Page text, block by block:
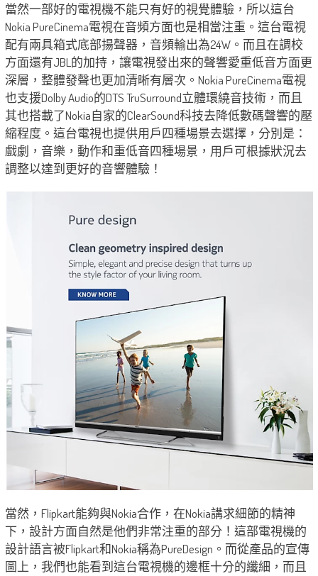
當然一部好的電視機不能只有好的視覺體驗，所以這台
Nokia PureCinema電視在音頻方面也是相當注重。這台電視
配有兩具箱式底部揚聲器，音頻輸出為24W。而且在調校
方面還有JBL的加持，讓電視發出來的聲響愛重低音方面更
深層，整體發聲也更加清晰有層次。Nokia PureCinema電視
也支援Dolby Audio的DTS TruSurround立體環繞音技術，而且
其也搭載了Nokia自家的ClearSound科技去降低數碼聲響的壓
縮程度。這台電視也提供用戶四種場景去選擇，分別是：
戲劇，音樂，動作和重低音四種場景，用戶可根據狀況去
調整以達到更好的音響體驗！
當然，Flipkart能夠與Nokia合作，在Nokia講求細節的精神
下，設計方面自然是他們非常注重的部分！這部電視機的
設計語言被Flipkart和Nokia稱為PureDesign。而從產品的宣傳
圖上，我們也能看到這台電視機的邊框十分的纖細，而且